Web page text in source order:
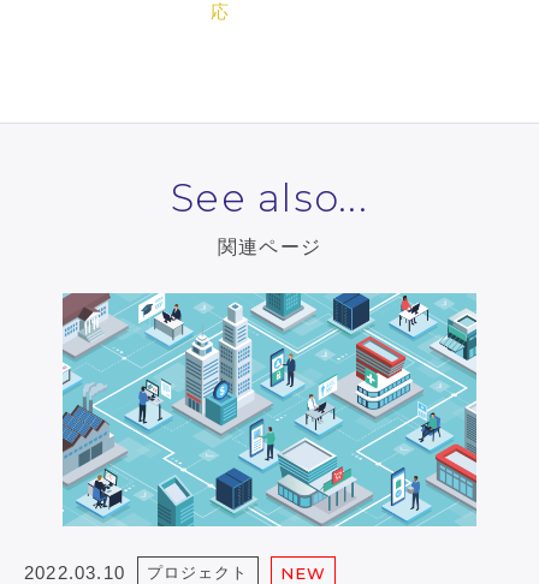
応
See also...
関連ページ
2022.03.10 プロジェクト NEW